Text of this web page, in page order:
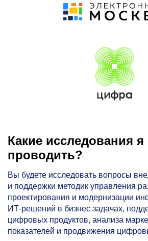
Какие исследования я
проводить?
Вы будете исследовать вопросы
и поддержки методик управления
проектирования и модернизации
ИТ-решений в бизнес задачах,
цифровых продуктов, анализа
показателей и продвижения